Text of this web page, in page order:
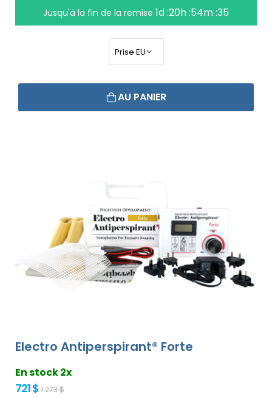
Jusqu'à la fin de la remise 1d :20h :54m :34
AU PANIER
Electro Antiperspirant® Forte
En stock 2x
721 $ 1 273 $